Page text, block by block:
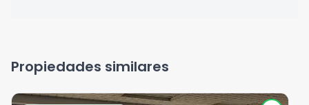
Propiedades similares